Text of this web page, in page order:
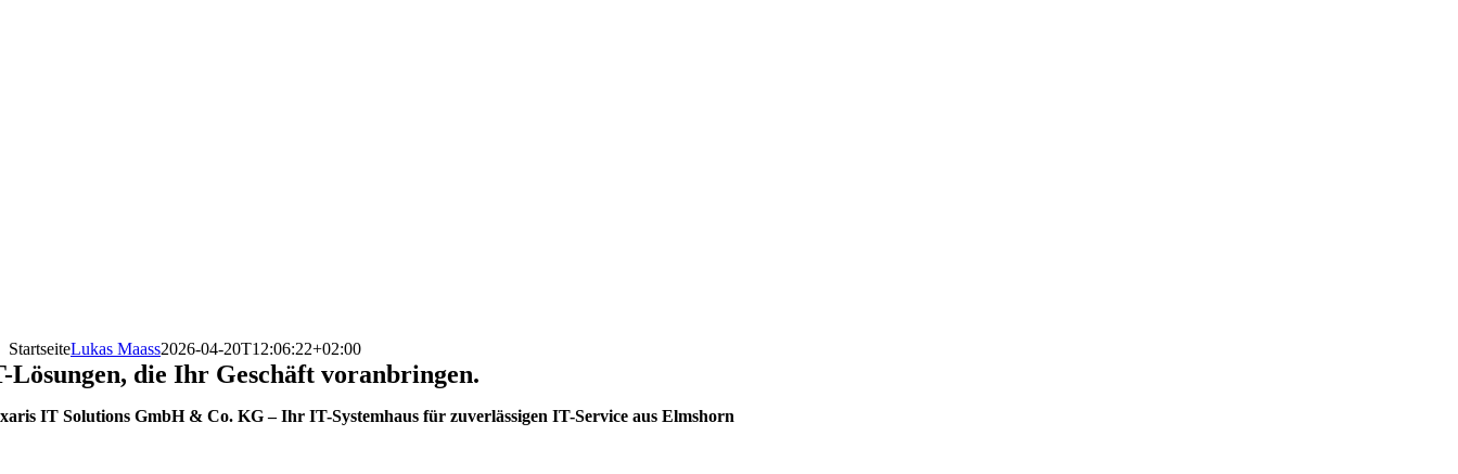
StartseiteLukas Maass2026-04-20T12:06:22+02:00
Lösungen, die Ihr Geschäft voranbringen.
IT Solutions GmbH & Co. KG – Ihr IT-Systemhaus für zuverlässigen IT-Service aus Elmshorn